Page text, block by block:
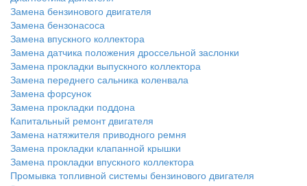
Замена бензинового двигателя
Замена бензонасоса
Замена впускного коллектора
Замена датчика положения дроссельной заслонки
Замена прокладки выпускного коллектора
Замена переднего сальника коленвала
Замена форсунок
Замена прокладки поддона
Капитальный ремонт двигателя
Замена натяжителя приводного ремня
Замена прокладки клапанной крышки
Замена прокладки впускного коллектора
Промывка топливной системы бензинового двигателя